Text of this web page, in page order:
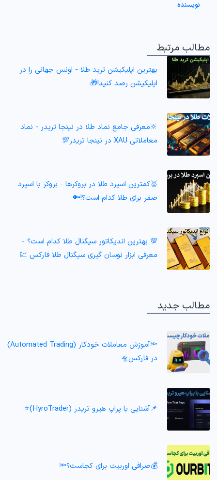
نویسنده
مطالب مرتبط
بهترین اپلیکیشن ترید طلا - اونس جهانی را در
اپلیکیشن رصد کنید!🎁
🔆معرفی جامع نماد طلا در نینجا تریدر - نماد
معاملاتی XAU در نینجا تریدر💯
🥇کمترین اسپرد طلا در بروکرها - بروکر با اسپرد
صفر برای طلا کدام است؟!🔑
💯 بهترین اندیکاتور سیگنال طلا کدام است؟ -
معرفی ابزار نوسان گیری سیگنال طلا فارکس 💹
مطالب جدید
🔦آموزش معاملات خودکار (Automated Trading)
در فارکس🛸
📌آشنایی با پراپ هیرو تریدر (HyroTrader)⭐️
💰صرافی اوربیت برای کجاست؟🔦